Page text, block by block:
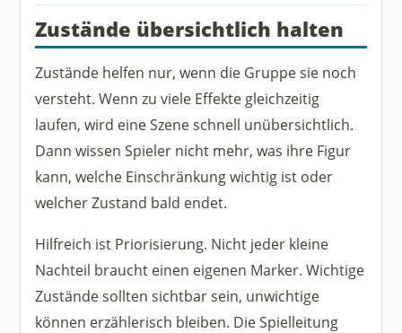
Zustände übersichtlich halten
Zustände helfen nur, wenn die Gruppe sie noch
versteht. Wenn zu viele Effekte gleichzeitig
laufen, wird eine Szene schnell unübersichtlich.
Dann wissen Spieler nicht mehr, was ihre Figur
kann, welche Einschränkung wichtig ist oder
welcher Zustand bald endet.
Hilfreich ist Priorisierung. Nicht jeder kleine
Nachteil braucht einen eigenen Marker. Wichtige
Zustände sollten sichtbar sein, unwichtige
können erzählerisch bleiben. Die Spielleitung